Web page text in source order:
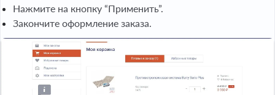
Нажмите на кнопку “Применить”.
Закончите оформление заказа.